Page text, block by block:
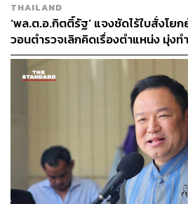
THAILAND
‘พล.ต.อ.กิตติ์รัฐ’ แจงชัดไร้ใบสั่งโยก
วอนตำรวจเลิกคิดเรื่องตำแหน่ง มุ่ง
บำรุงสุข